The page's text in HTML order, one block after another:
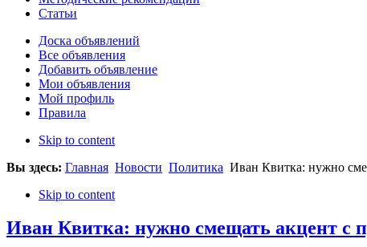
Статьи
Доска объявлений
Все объявления
Добавить объявление
Мои объявления
Мой профиль
Правила
Skip to content
Вы здесь: Главная Новости Политика Иван Квитка: нужно
Skip to content
Иван Квитка: нужно смещать акцент с